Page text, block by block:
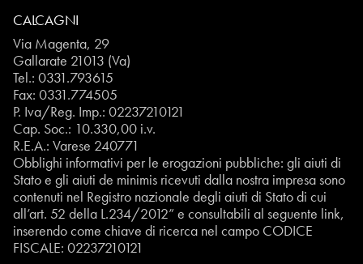
CALCAGNI
Via Magenta, 29
Gallarate 21013 (Va)
Tel.: 0331.793615
Fax: 0331.774505
P. Iva/Reg. Imp.: 02237210121
Cap. Soc.: 10.330,00 i.v.
R.E.A.: Varese 240771
Obblighi informativi per le erogazioni pubbliche: gli aiuti di
Stato e gli aiuti de minimis ricevuti dalla nostra impresa sono
contenuti nel Registro nazionale degli aiuti di Stato di cui
all’art. 52 della L.234/2012” e consultabili al seguente link,
inserendo come chiave di ricerca nel campo CODICE
FISCALE: 02237210121